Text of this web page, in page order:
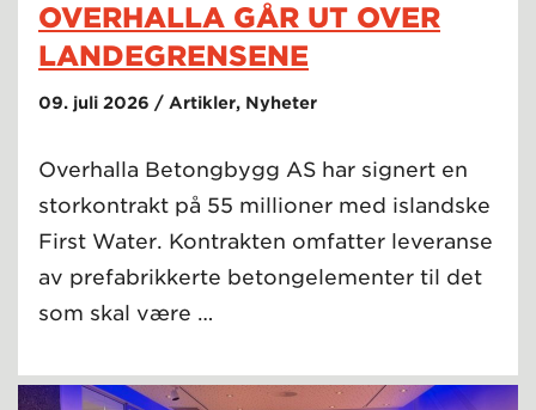
OVERHALLA GÅR UT OVER
LANDEGRENSENE
09. juli 2026 / Artikler, Nyheter
Overhalla Betongbygg AS har signert en
storkontrakt på 55 millioner med islandske
First Water. Kontrakten omfatter leveranse
av prefabrikkerte betongelementer til det
som skal være …